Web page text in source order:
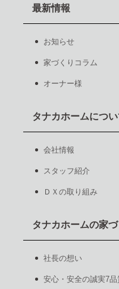
最新情報
お知らせ
家づくりコラム
オーナー様
タナカホームにつ
会社情報
スタッフ紹介
ＤＸの取り組み
タナカホームの家づ
社長の想い
安心・安全の誠実7品